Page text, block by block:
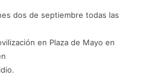
dos de septiembre todas las
en Plaza de Mayo en